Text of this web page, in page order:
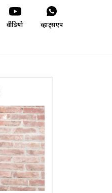
वीडियो व्हाट्सएप